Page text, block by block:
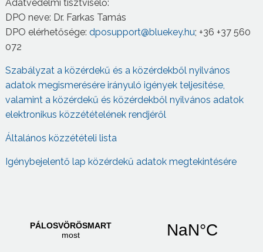
Adatvédelmi tisztviselő:
DPO neve: Dr. Farkas Tamás
DPO elérhetősége: dposupport@bluekey.hu; +36 +37 560
072
Szabályzat a közérdekű és a közérdekből nyilvános
adatok megismerésére irányuló igények teljesítése,
valamint a közérdekű és közérdekből nyilvános adatok
elektronikus közzétételének rendjéről
Általános közzétételi lista
Igénybejelentő lap közérdekű adatok megtekintésére